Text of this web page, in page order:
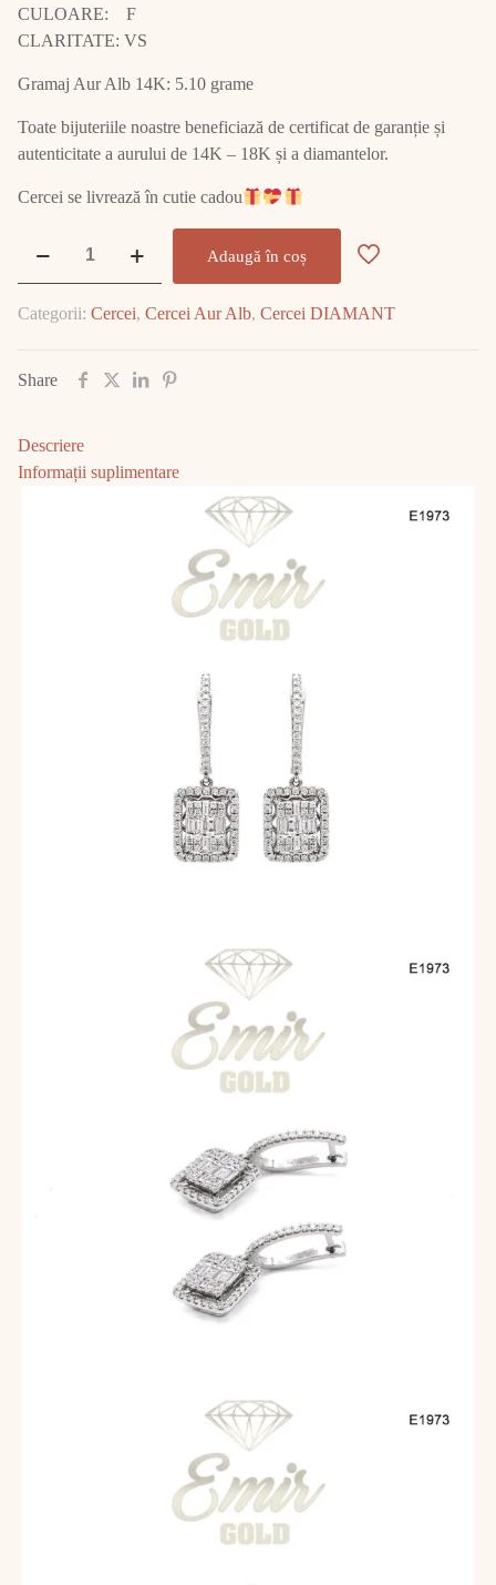
CULOARE: F
CLARITATE: VS
Gramaj Aur Alb 14K: 5.10 grame
Toate bijuteriile noastre beneficiază de certificat de garanție și
autenticitate a aurului de 14K – 18K și a diamantelor.
Cercei se livrează în cutie cadou
Alb
DIAMANT
Adaugă în coș
Categorii: Cercei, Cercei Aur Alb, Cercei DIAMANT
Share
Descriere
Informații suplimentare